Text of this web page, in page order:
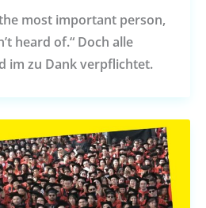
most important person,
heard of.“ Doch alle
im zu Dank verpflichtet.